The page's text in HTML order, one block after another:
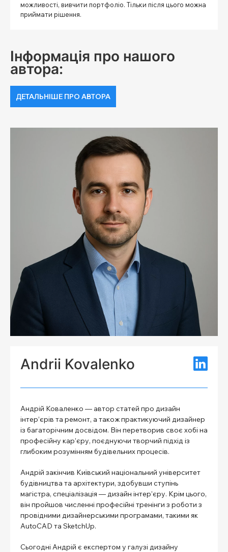
можливості, вивчити портфоліо. Тільки після цього можна
приймати рішення.
Інформація про нашого
автора:
ДЕТАЛЬНІШЕ ПРО АВТОРА
Andrii Kovalenko
Андрій Коваленко — автор статей про дизайн
інтер’єрів та ремонт, а також практикуючий дизайнер
із багаторічним досвідом. Він перетворив своє хобі на
професійну кар’єру, поєднуючи творчий підхід із
глибоким розумінням будівельних процесів.
Андрій закінчив Київський національний університет
будівництва та архітектури, здобувши ступінь
магістра, спеціалізація — дизайн інтер’єру. Крім цього,
він пройшов численні професійні тренінги з роботи з
провідними дизайнерськими програмами, такими як
AutoCAD та SketchUp.
Сьогодні Андрій є експертом у галузі дизайну